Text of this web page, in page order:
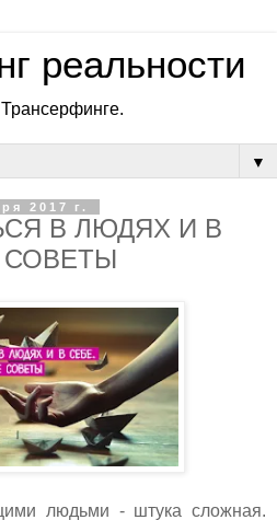
реальности
▼
2017 г.
В ЛЮДЯХ И В
людьми - штука сложная.